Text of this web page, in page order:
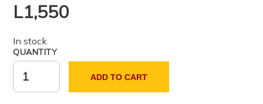
L1,550
In stock
QUANTITY
ADD TO CART